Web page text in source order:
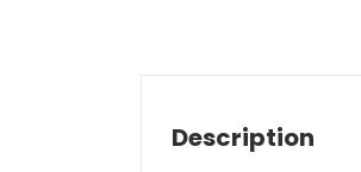
Description